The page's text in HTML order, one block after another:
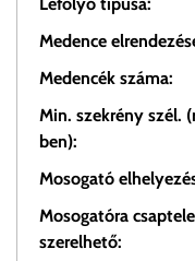
Medence
Medencék száma:
Min. szekrény szél.
ben):
Mosogató
Mosogatóra
szerelhető: